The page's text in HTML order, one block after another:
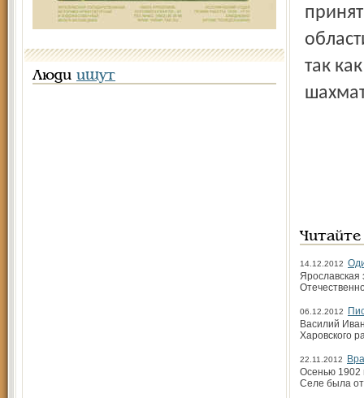
Люди ищут
так
14.12.2012
Ярославская
06.12.2012
Василий
Харовского
22.11.2012
Осенью 1902
Селе была